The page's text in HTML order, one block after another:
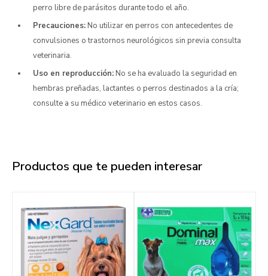
perro libre de parásitos durante todo el año.
Precauciones: No utilizar en perros con antecedentes de
convulsiones o trastornos neurológicos sin previa consulta
veterinaria.
Uso en reproducción: No se ha evaluado la seguridad en
hembras preñadas, lactantes o perros destinados a la cría;
consulte a su médico veterinario en estos casos.
Productos que te pueden interesar